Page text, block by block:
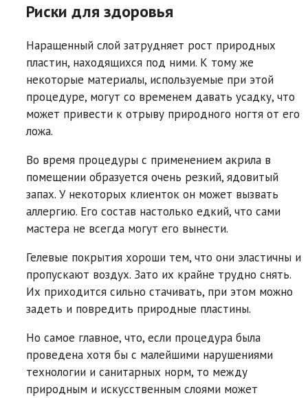
Риски для здоровья
Наращенный слой затрудняет рост природных
пластин, находящихся под ними. К тому же
некоторые материалы, используемые при этой
процедуре, могут со временем давать усадку, что
может привести к отрыву природного ногтя от его
ложа.
Во время процедуры с применением акрила в
помещении образуется очень резкий, ядовитый
запах. У некоторых клиенток он может вызвать
аллергию. Его состав настолько едкий, что сами
мастера не всегда могут его вынести.
Гелевые покрытия хороши тем, что они эластичны и
пропускают воздух. Зато их крайне трудно снять.
Их приходится сильно стачивать, при этом можно
задеть и повредить природные пластины.
Но самое главное, что, если процедура была
проведена хотя бы с малейшими нарушениями
технологии и санитарных норм, то между
природным и искусственным слоями может